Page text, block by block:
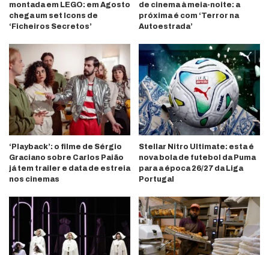
montada em LEGO: em Agosto
chega um set Icons de
‘Ficheiros Secretos’
de cinema à meia-noite: a
próxima é com ‘Terror na
Autoestrada’
‘Playback’: o filme de Sérgio
Graciano sobre Carlos Paião
já tem trailer e data de estreia
nos cinemas
Stellar Nitro Ultimate: esta é
nova bola de futebol da Puma
para a época 26/27 da Liga
Portugal